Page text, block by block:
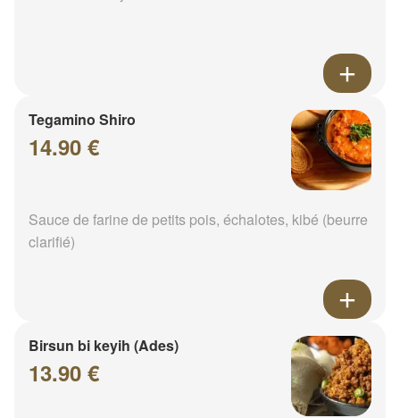
Tegamino Shiro
14.90 €
Sauce de farine de petits pois, échalotes, kibé (beurre
clarifié)
Birsun bi keyih (Ades)
13.90 €